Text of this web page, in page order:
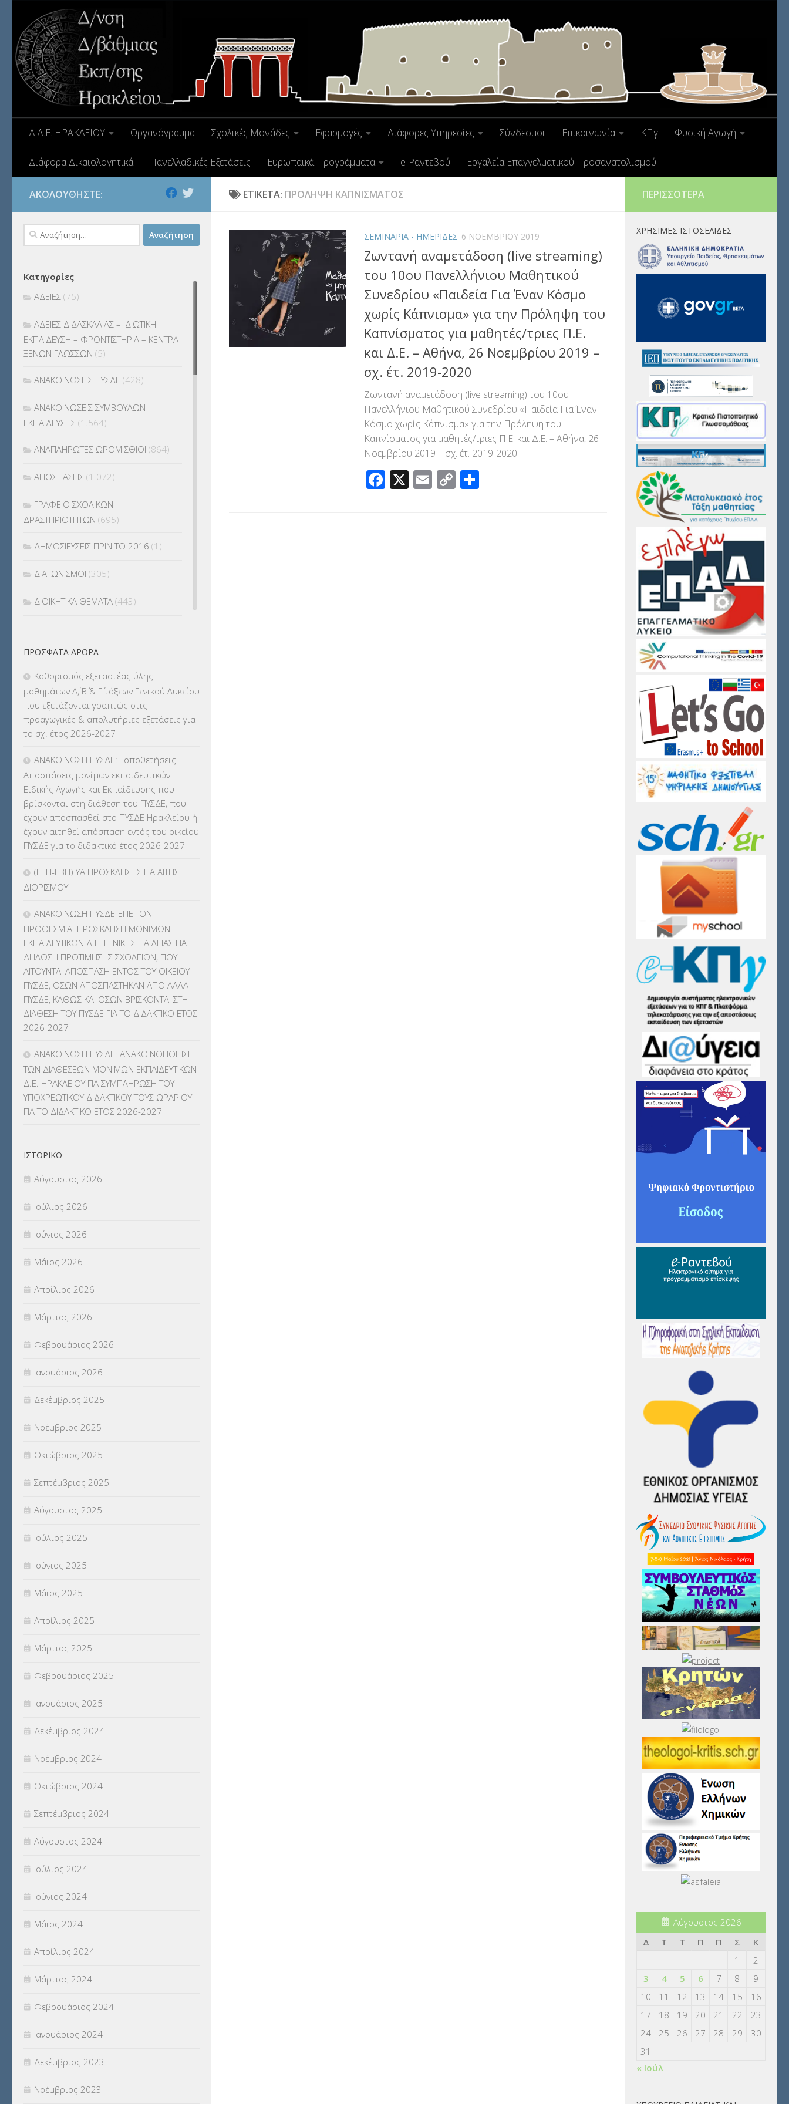
Δ.Δ.Ε. ΗΡΑΚΛΕΙΟΥ Οργανόγραμμα Σχολικές Μονάδες Εφαρμογές Διάφορες Υπηρεσίες Σύνδεσμοι Επικοινωνία ΚΠγ Φυσική Αγωγή
Διάφορα Δικαιολογητικά Πανελλαδικές Εξετάσεις Ευρωπαϊκά Προγράμματα e-Ραντεβού Εργαλεία Επαγγελματικού Προσανατολισμού
ΕΤΙΚΈΤΑ: ΠΡΟΛΗΨΗ ΚΑΠΝΙΣΜΑΤΟΣ
ΣΕΜΙΝΑΡΙΑ - ΗΜΕΡΙΔΕΣ 6 ΝΟΕΜΒΡΊΟΥ 2019
Ζωντανή αναμετάδοση (live streaming)
του 10ου Πανελλήνιου Μαθητικού
Συνεδρίου «Παιδεία Για Έναν Κόσμο
χωρίς Κάπνισμα» για την Πρόληψη του
Καπνίσματος για μαθητές/τριες Π.Ε.
και Δ.Ε. – Αθήνα, 26 Νοεμβρίου 2019 –
σχ. έτ. 2019-2020
Ζωντανή αναμετάδοση (live streaming) του 10ου
Πανελλήνιου Μαθητικού Συνεδρίου «Παιδεία Για Έναν
Κόσμο χωρίς Κάπνισμα» για την Πρόληψη του
Καπνίσματος για μαθητές/τριες Π.Ε. και Δ.Ε. – Αθήνα, 26
Νοεμβρίου 2019 – σχ. έτ. 2019-2020
Facebook
X Email
Copy
ΑΚΟΛΟΥΘΉΣΤΕ:
Αναζήτηση
για:
Κατηγορίες
ΑΔΕΙΕΣ (75)
ΑΔΕΙΕΣ ΔΙΔΑΣΚΑΛΙΑΣ – ΙΔΙΩΤΙΚΗ
ΕΚΠΑΙΔΕΥΣΗ – ΦΡΟΝΤΙΣΤΗΡΙΑ – ΚΕΝΤΡΑ
ΞΕΝΩΝ ΓΛΩΣΣΩΝ (5)
ΑΝΑΚΟΙΝΩΣΕΙΣ ΠΥΣΔΕ (428)
ΑΝΑΚΟΙΝΩΣΕΙΣ ΣΥΜΒΟΥΛΩΝ
ΕΚΠΑΙΔΕΥΣΗΣ (1.564)
ΑΝΑΠΛΗΡΩΤΕΣ ΩΡΟΜΙΣΘΙΟΙ (864)
ΑΠΟΣΠΑΣΕΙΣ (1.072)
ΓΡΑΦΕΙΟ ΣΧΟΛΙΚΩΝ
ΔΡΑΣΤΗΡΙΟΤΗΤΩΝ (695)
ΔΗΜΟΣΙΕΥΣΕΙΣ ΠΡΙΝ ΤΟ 2016 (1)
ΔΙΑΓΩΝΙΣΜΟΙ (305)
ΔΙΟΙΚΗΤΙΚΑ ΘΕΜΑΤΑ (443)
ΕΚΔΡΟΜΕΣ(7.354)
ΕΚΠΑΙΔΕΥΤΙΚΑ ΘΕΜΑΤΑ (2.823)
ΕΠΑΛ(366)
ΕΠΙΜΟΡΦΩΣΗ Τ.Π.Ε.
ΕΥΡΩΠΑΪΚΑ ΠΡΟΓΡΑΜΜΑΤΑ(230)
ΚΕΣΥ(60)
ΚΕΣΥΠ (109)
ΚΠγ – ΚΡΑΤΙΚΟ ΠΙΣΤΟΠΟΙΗΤΙΚΟ
ΚΠπ- ΚΡΑΤΙΚΟ ΠΙΣΤΟΠΟΙΗΤΙΚΟ
ΛΟΙΠΑ(309)
ΜΑΘΗΤΕΙΑ(275)
ΜΕΤΑΘΕΣΕΙΣ-ΤΟΠΟΘΕΤΗΣΕΙΣ
ΒΕΛΤΙΩΣΕΙΣ(319)
ΜΕΤΑΤΑΞΕΙΣ
ΜΕΤΑΦΟΡΑ ΜΑΘΗΤΩΝ(3)
ΝΟΜΟΘΕΣΙΑ(66)
ΟΙΚΟΝΟΜΙΚΑ ΘΕΜΑΤΑ(73)
(18)
ΣΥΝΤΑΞΕΙΣ(12)
ΣΧΟΛΙΚΟΙ ΣΥΜΒΟΥΛΟΙ
ΥΠΕΡΑΡΙΘΜΟΙ(1)
ΥΠΟΤΡΟΦΙΕΣ(28)
ΦΥΣΙΚΗ ΑΓΩΓΗ(692)
Χωρίς κατηγορία(55)
ΠΡΌΣΦΑΤΑ ΆΡΘΡΑ
Καθορισμός εξεταστέας ύλης
μαθημάτων Α΄, Β΄ & Γ΄ τάξεων Γενικού Λυκείου
που εξετάζονται γραπτώς στις
προαγωγικές & απολυτήριες εξετάσεις για
το σχ. έτος 2026-2027
ΑΝΑΚΟΙΝΩΣΗ ΠΥΣΔΕ: Τοποθετήσεις –
Αποσπάσεις μονίμων εκπαιδευτικών
Ειδικής Αγωγής και Εκπαίδευσης που
βρίσκονται στη διάθεση του ΠΥΣΔΕ, που
έχουν αποσπασθεί στο ΠΥΣΔΕ Ηρακλείου ή
έχουν αιτηθεί απόσπαση εντός του οικείου
ΠΥΣΔΕ για το διδακτικό έτος 2026-2027
(ΕΕΠ-ΕΒΠ) ΥΑ ΠΡΟΣΚΛΗΣΗΣ ΓΙΑ ΑΙΤΗΣΗ
ΔΙΟΡΙΣΜΟΥ
ΑΝΑΚΟΙΝΩΣΗ ΠΥΣΔΕ-ΕΠΕΙΓΟΝ
ΠΡΟΘΕΣΜΙΑ: ΠΡΟΣΚΛΗΣΗ ΜΟΝΙΜΩΝ
ΕΚΠΑΙΔΕΥΤΙΚΩΝ Δ.Ε. ΓΕΝΙΚΗΣ ΠΑΙΔΕΙΑΣ ΓΙΑ
ΔΗΛΩΣΗ ΠΡΟΤΙΜΗΣΗΣ ΣΧΟΛΕΙΩΝ, ΠΟΥ
ΑΙΤΟΥΝΤΑΙ ΑΠΟΣΠΑΣΗ ΕΝΤΟΣ ΤΟΥ ΟΙΚΕΙΟΥ
ΠΥΣΔΕ, ΟΣΩΝ ΑΠΟΣΠΑΣΤΗΚΑΝ ΑΠΟ ΑΛΛΑ
ΠΥΣΔΕ, ΚΑΘΩΣ ΚΑΙ ΟΣΩΝ ΒΡΙΣΚΟΝΤΑΙ ΣΤΗ
ΔΙΑΘΕΣΗ ΤΟΥ ΠΥΣΔΕ ΓΙΑ ΤΟ ΔΙΔΑΚΤΙΚΟ ΕΤΟΣ
2026-2027
ΑΝΑΚΟΙΝΩΣΗ ΠΥΣΔΕ: ΑΝΑΚΟΙΝΟΠΟΙΗΣΗ
ΤΩΝ ΔΙΑΘΕΣΕΩΝ ΜΟΝΙΜΩΝ ΕΚΠΑΙΔΕΥΤΙΚΩΝ
Δ.Ε. ΗΡΑΚΛΕΙΟΥ ΓΙΑ ΣΥΜΠΛΗΡΩΣΗ ΤΟΥ
ΥΠΟΧΡΕΩΤΙΚΟΥ ΔΙΔΑΚΤΙΚΟΥ ΤΟΥΣ ΩΡΑΡΙΟΥ
ΓΙΑ ΤΟ ΔΙΔΑΚΤΙΚΟ ΕΤΟΣ 2026-2027
ΙΣΤΟΡΙΚΌ
Αύγουστος 2026
Ιούλιος 2026
Ιούνιος 2026
Μάιος 2026
Απρίλιος 2026
Μάρτιος 2026
Φεβρουάριος 2026
Ιανουάριος 2026
Δεκέμβριος 2025
Νοέμβριος 2025
Οκτώβριος 2025
Σεπτέμβριος 2025
Αύγουστος 2025
Ιούλιος 2025
Ιούνιος 2025
Μάιος 2025
Απρίλιος 2025
Μάρτιος 2025
Φεβρουάριος 2025
Ιανουάριος 2025
Δεκέμβριος 2024
Νοέμβριος 2024
Οκτώβριος 2024
Σεπτέμβριος 2024
Αύγουστος 2024
Ιούλιος 2024
Ιούνιος 2024
Μάιος 2024
Απρίλιος 2024
Μάρτιος 2024
Φεβρουάριος 2024
Ιανουάριος 2024
Δεκέμβριος 2023
Νοέμβριος 2023
ΠΕΡΙΣΣΌΤΕΡΑ
ΧΡΉΣΙΜΕΣ ΙΣΤΟΣΕΛΊΔΕΣ
Αύγουστος 2026
Δ
Τ Τ Π Π Σ
Κ
1
2
3
4 5 6 7 8
9
10
11 12 13 14 15
16
17
18 19 20 21 22
23
24
25 26 27 28 29
30
31
« Ιούλ